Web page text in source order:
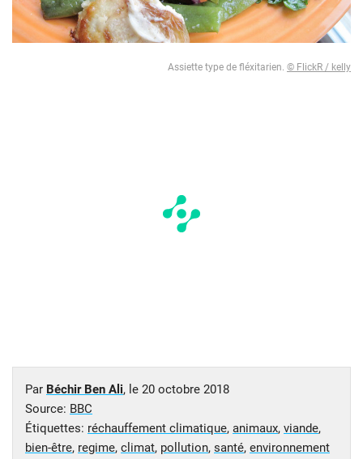
Assiette type de fléxitarien. © FlickR / kelly
Par Béchir Ben Ali, le 20 octobre 2018
Source: BBC
Étiquettes: réchauffement climatique, animaux, viande,
bien-être, regime, climat, pollution, santé, environnement